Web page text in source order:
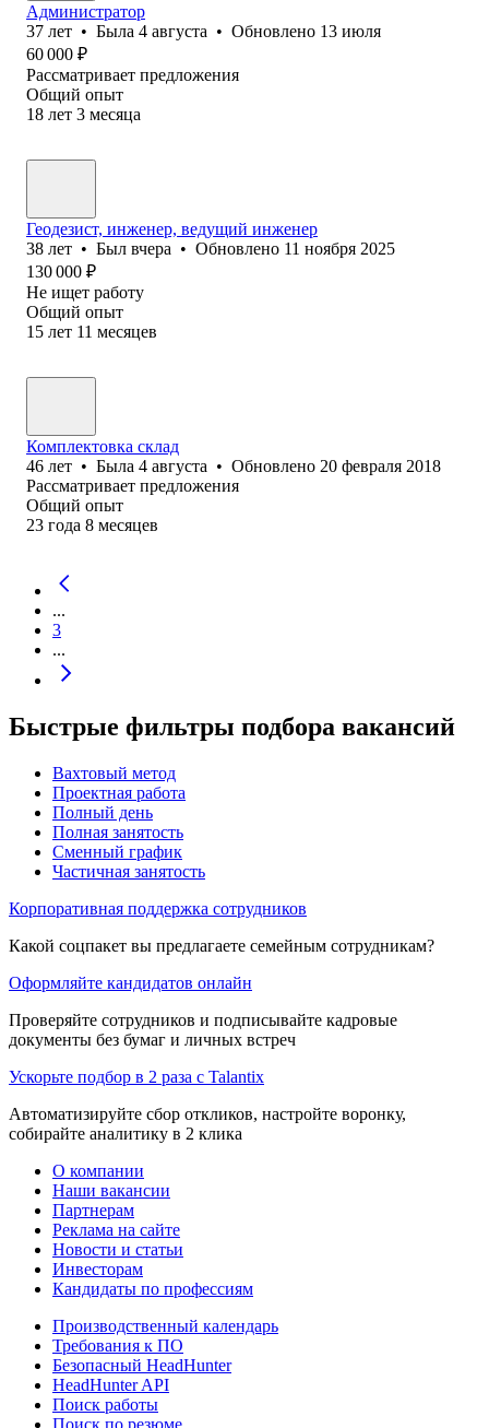
Администратор
37 лет • Была 4 августа • Обновлено 13 июля
60 000 ₽
Рассматривает предложения
Общий опыт
18 лет 3 месяца
Геодезист, инженер, ведущий инженер
38 лет • Был вчера • Обновлено 11 ноября 2025
130 000 ₽
Не ищет работу
Общий опыт
15 лет 11 месяцев
Комплектовка склад
46 лет • Была 4 августа • Обновлено 20 февраля 2018
Рассматривает предложения
Общий опыт
23 года 8 месяцев
...
3
...
Быстрые фильтры подбора вакансий
Вахтовый метод
Проектная работа
Полный день
Полная занятость
Сменный график
Частичная занятость
Корпоративная поддержка сотрудников
Какой соцпакет вы предлагаете семейным сотрудникам?
Оформляйте кандидатов онлайн
Проверяйте сотрудников и подписывайте кадровые
документы без бумаг и личных встреч
Ускорьте подбор в 2 раза с Talantix
Автоматизируйте сбор откликов, настройте воронку,
собирайте аналитику в 2 клика
О компании
Наши вакансии
Партнерам
Реклама на сайте
Новости и статьи
Инвесторам
Кандидаты по профессиям
Производственный календарь
Требования к ПО
Безопасный HeadHunter
HeadHunter API
Поиск работы
Поиск по резюме